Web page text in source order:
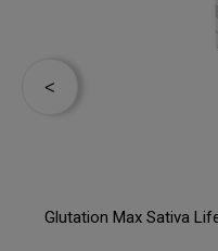
Glutation Max Sativa